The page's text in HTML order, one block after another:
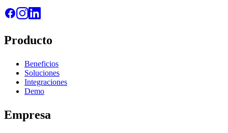
Producto
Beneficios
Soluciones
Integraciones
Demo
Empresa